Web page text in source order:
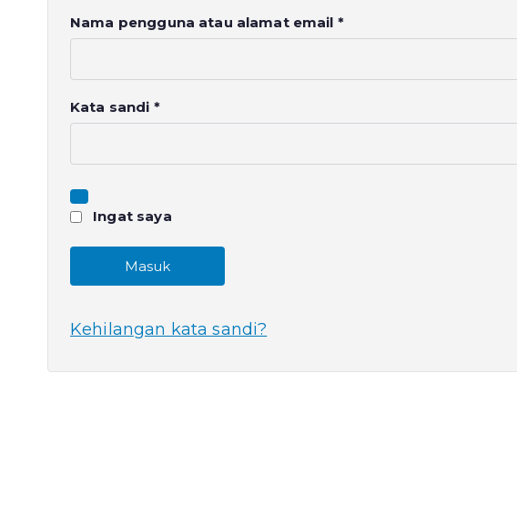
Nama pengguna atau alamat email *W
b
Kata sandi *W
Ingat saya
Masuk
Kehilangan kata sandi?